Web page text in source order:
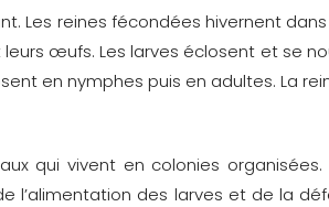
Les reines fécondées hivernent
œufs. Les larves éclosent et se
en nymphes puis en adultes. La
qui vivent en colonies
l’alimentation des larves et de la